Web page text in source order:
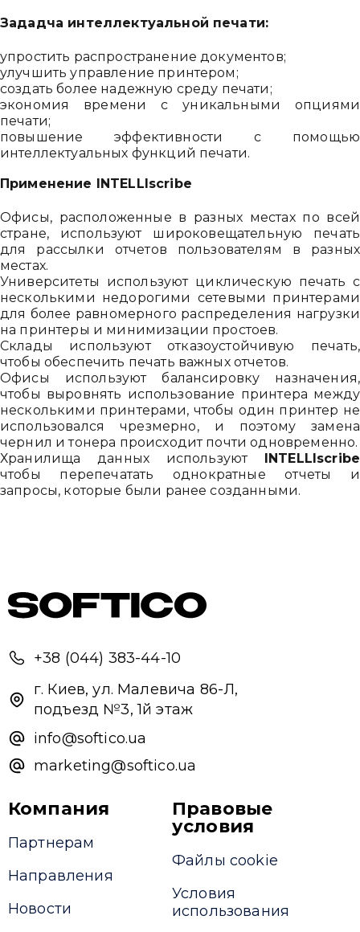
Зададча интеллектуальной печати:
упростить распространение документов;
улучшить управление принтером;
создать более надежную среду печати;
экономия времени с уникальными опциями
печати;
повышение эффективности с помощью
интеллектуальных функций печати.
Применение INTELLIscribe
Офисы, расположенные в разных местах по всей
стране, используют широковещательную печать
для рассылки отчетов пользователям в разных
местах.
Университеты используют циклическую печать с
несколькими недорогими сетевыми принтерами
для более равномерного распределения нагрузки
на принтеры и минимизации простоев.
Склады используют отказоустойчивую печать,
чтобы обеспечить печать важных отчетов.
Офисы используют балансировку назначения,
чтобы выровнять использование принтера между
несколькими принтерами, чтобы один принтер не
использовался чрезмерно, и поэтому замена
чернил и тонера происходит почти одновременно.
Хранилища данных используют
INTELLIscribe
чтобы перепечатать однократные отчеты и
запросы, которые были ранее созданными.
+38 (044) 383-44-10
г. Киев, ул. Малевича 86-Л,
подъезд №3, 1й этаж
info@softico.ua
marketing@softico.ua
Компания
Партнерам
Направления
Новости
Правовые
условия
Файлы cookie
Условия
использования
Ми зазвичай відповідаємо дуже швидко
Надіслати повідомлення